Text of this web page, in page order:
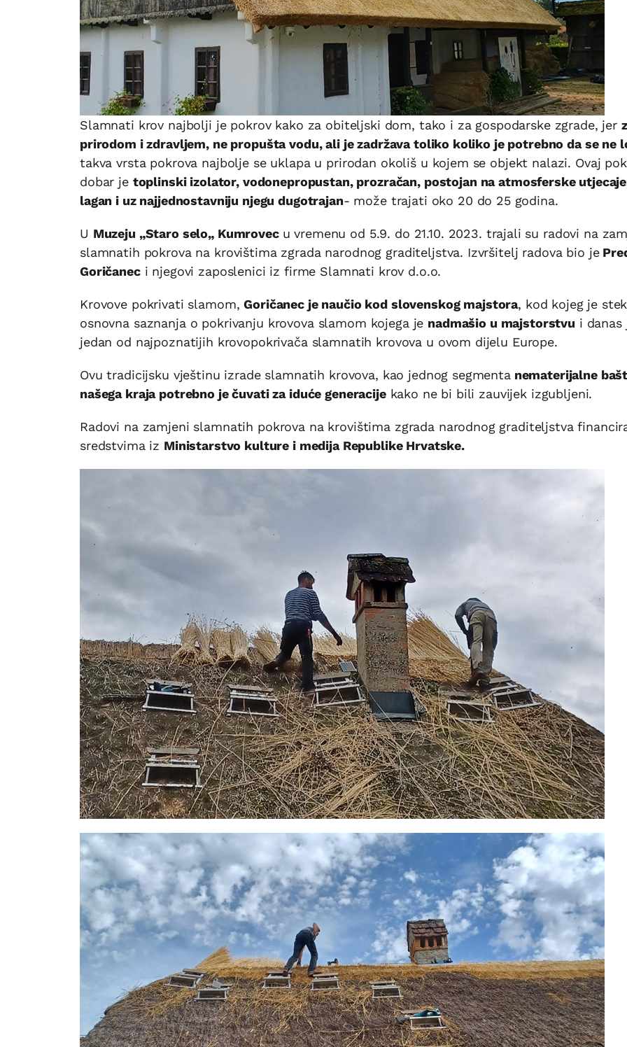
Slamnati krov najbolji je pokrov kako za obiteljski dom, tako i za gospodarske zgrade, jer
prirodom i zdravljem, ne propušta vodu, ali je zadržava toliko koliko je potrebno da se ne
takva vrsta pokrova najbolje se uklapa u prirodan okoliš u kojem se objekt nalazi. Ovaj
dobar je toplinski izolator, vodonepropustan, prozračan, postojan na atmosferske
lagan i uz najjednostavniju njegu dugotrajan- može trajati oko 20 do 25 godina.
U Muzeju „Staro selo„ Kumrovec u vremenu od 5.9. do 21.10. 2023. trajali su radovi na
slamnatih pokrova na krovištima zgrada narodnog graditeljstva. Izvršitelj radova bio je
Goričaneci njegovi zaposlenici iz firme Slamnati krov d.o.o.
Krovove pokrivati slamom,Goričanec je naučio kod slovenskog majstora, kod kojeg je
osnovna saznanja o pokrivanju krovova slamom kojega je nadmašio u majstorstvu i danas
jedan od najpoznatijih krovopokrivača slamnatih krovova u ovom dijelu Europe.
Ovu tradicijsku vještinu izrade slamnatih krovova, kao jednog segmenta nematerijalne
našega kraja potrebno je čuvati za iduće generacijekako ne bi bili zauvijek izgubljeni.
Radovi na zamjeni slamnatih pokrova na krovištima zgrada narodnog graditeljstva
sredstvima iz Ministarstvo kulture i medija Republike Hrvatske.